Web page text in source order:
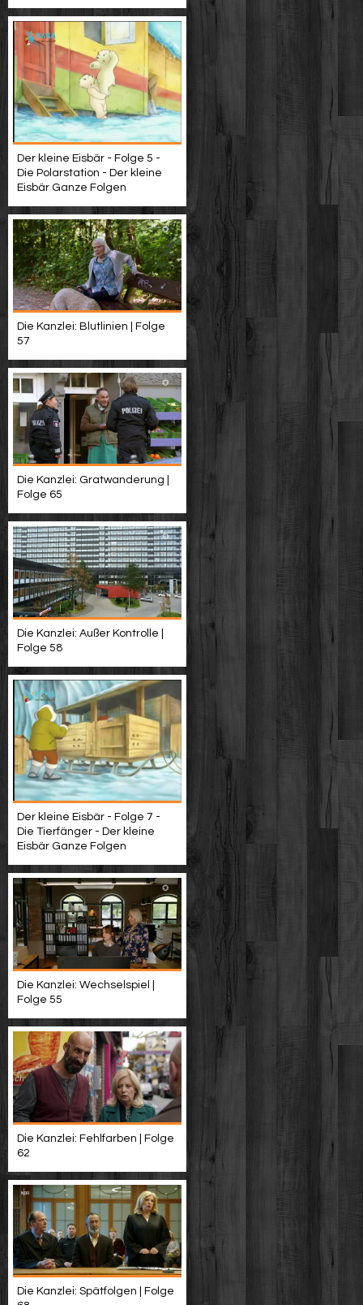
Der kleine Eisbär - Folge 5 -
Die Polarstation - Der kleine
Eisbär Ganze Folgen
Die Kanzlei: Blutlinien | Folge
57
Die Kanzlei: Gratwanderung |
Folge 65
Die Kanzlei: Außer Kontrolle |
Folge 58
Der kleine Eisbär - Folge 7 -
Die Tierfänger - Der kleine
Eisbär Ganze Folgen
Die Kanzlei: Wechselspiel |
Folge 55
Die Kanzlei: Fehlfarben | Folge
62
Die Kanzlei: Spätfolgen | Folge